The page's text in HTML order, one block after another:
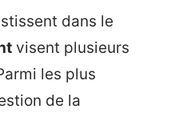
dans le
visent plusieurs
les plus
de la